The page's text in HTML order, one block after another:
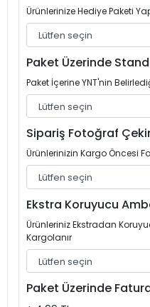
Ürünlerinize Hediye Paketi
Paket Üzerinde
Paket İçerine YNT'nin
Sipariş Fotoğraf
Ürünlerinizin Kargo Öncesi
Ekstra Koruyucu
Ürünleriniz Ekstradan
Kargolanır
Paket Üzerinde